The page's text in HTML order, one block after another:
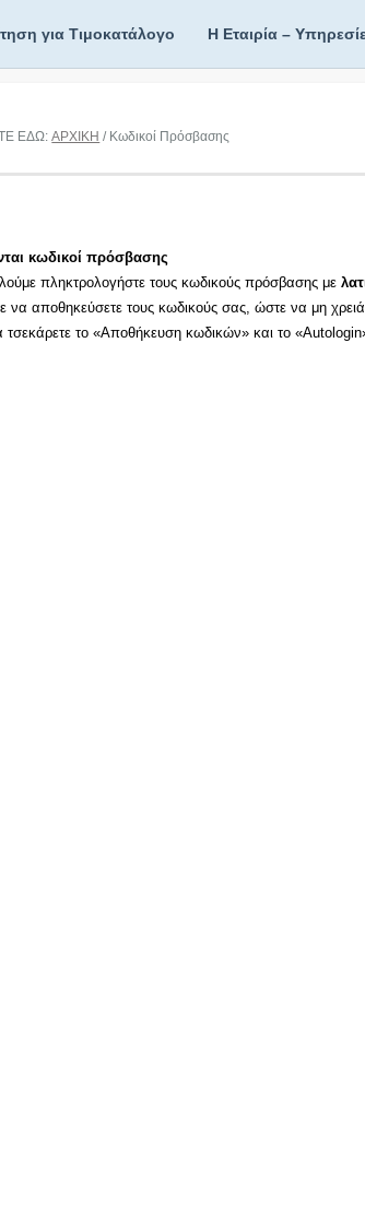
για Τιμοκατάλογο Η Εταιρία –
ΕΔΩ:ΑΡΧΙΚΗ / Κωδικοί Πρόσβασης
κωδικοί πρόσβασης
πληκτρολογήστε τους κωδικούς πρόσβασης με
να αποθηκεύσετε τους κωδικούς σας, ώστε να μη
τσεκάρετε το «Αποθήκευση κωδικών» και το